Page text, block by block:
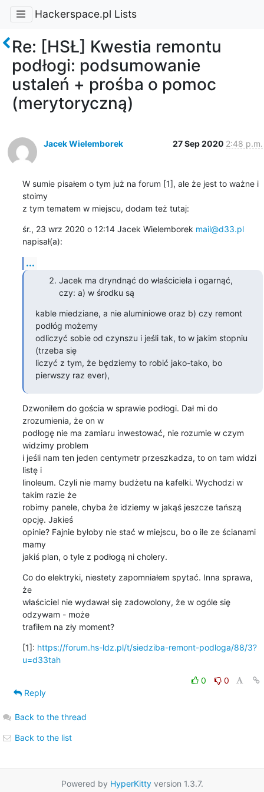
Hackerspace.pl Lists
Re: [HSŁ] Kwestia remontu
podłogi: podsumowanie
ustaleń + prośba o pomoc
(merytoryczną)
Jacek Wielemborek 27 Sep 2020 2:48 p.m.
W sumie pisałem o tym już na forum [1], ale że jest to ważne i
stoimy
z tym tematem w miejscu, dodam też tutaj:
śr., 23 wrz 2020 o 12:14 Jacek Wielemborek mail@d33.pl
napisał(a):
...
Jacek ma dryndnąć do właściciela i ogarnąć,
czy: a) w środku są
kable miedziane, a nie aluminiowe oraz b) czy remont
podłóg możemy
odliczyć sobie od czynszu i jeśli tak, to w jakim stopniu
(trzeba się
liczyć z tym, że będziemy to robić jako-tako, bo
pierwszy raz ever),
Dzwoniłem do gościa w sprawie podłogi. Dał mi do
zrozumienia, że on w
podłogę nie ma zamiaru inwestować, nie rozumie w czym
widzimy problem
i jeśli nam ten jeden centymetr przeszkadza, to on tam widzi
listę i
linoleum. Czyli nie mamy budżetu na kafelki. Wychodzi w
takim razie że
robimy panele, chyba że idziemy w jakąś jeszcze tańszą
opcję. Jakieś
opinie? Fajnie byłoby nie stać w miejscu, bo o ile ze ścianami
mamy
jakiś plan, o tyle z podłogą ni cholery.
Co do elektryki, niestety zapomniałem spytać. Inna sprawa,
że
właściciel nie wydawał się zadowolony, że w ogóle się
odzywam - może
trafiłem na zły moment?
[1]: https://forum.hs-ldz.pl/t/siedziba-remont-podloga/88/3?
u=d33tah
0
0
Reply
Back to the thread
Back to the list
Powered by HyperKittyversion 1.3.7.